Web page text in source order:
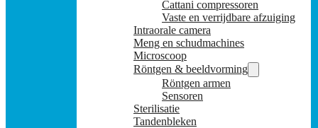
Cattani compressoren
Vaste en verrijdbare afzuiging
Intraorale camera
Meng en schudmachines
Microscoop
Röntgen & beeldvorming
Röntgen armen
Sensoren
Sterilisatie
Tandenbleken